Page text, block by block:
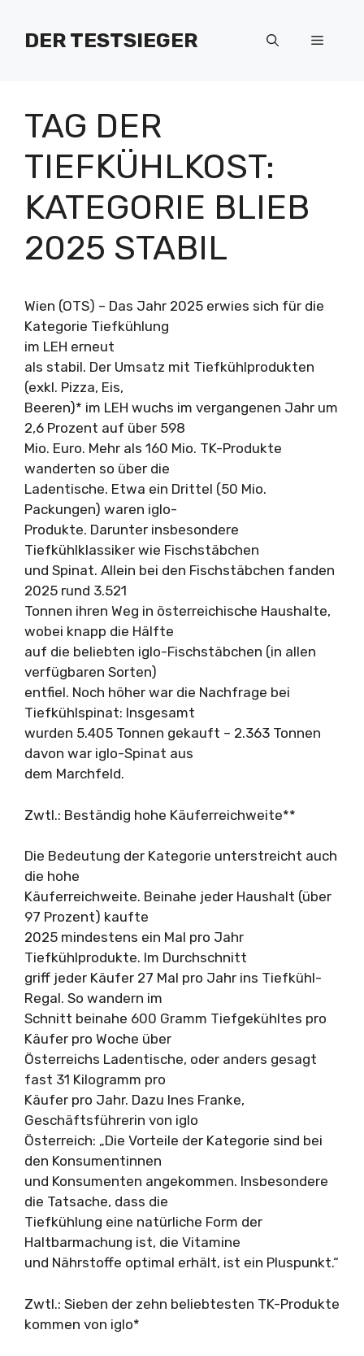
Inhalt
springenDER TESTSIEGER Menü
TAG DER
TIEFKÜHLKOST:
KATEGORIE BLIEB
2025 STABIL
Wien (OTS) – Das Jahr 2025 erwies sich für die
Kategorie Tiefkühlung
im LEH erneut
als stabil. Der Umsatz mit Tiefkühlprodukten
(exkl. Pizza, Eis,
Beeren)* im LEH wuchs im vergangenen Jahr um
2,6 Prozent auf über 598
Mio. Euro. Mehr als 160 Mio. TK-Produkte
wanderten so über die
Ladentische. Etwa ein Drittel (50 Mio.
Packungen) waren iglo-
Produkte. Darunter insbesondere
Tiefkühlklassiker wie Fischstäbchen
und Spinat. Allein bei den Fischstäbchen fanden
2025 rund 3.521
Tonnen ihren Weg in österreichische Haushalte,
wobei knapp die Hälfte
auf die beliebten iglo-Fischstäbchen (in allen
verfügbaren Sorten)
entfiel. Noch höher war die Nachfrage bei
Tiefkühlspinat: Insgesamt
wurden 5.405 Tonnen gekauft – 2.363 Tonnen
davon war iglo-Spinat aus
dem Marchfeld.
Zwtl.: Beständig hohe Käuferreichweite**
Die Bedeutung der Kategorie unterstreicht auch
die hohe
Käuferreichweite. Beinahe jeder Haushalt (über
97 Prozent) kaufte
2025 mindestens ein Mal pro Jahr
Tiefkühlprodukte. Im Durchschnitt
griff jeder Käufer 27 Mal pro Jahr ins Tiefkühl-
Regal. So wandern im
Schnitt beinahe 600 Gramm Tiefgekühltes pro
Käufer pro Woche über
Österreichs Ladentische, oder anders gesagt
fast 31 Kilogramm pro
Käufer pro Jahr. Dazu Ines Franke,
Geschäftsführerin von iglo
Österreich: „Die Vorteile der Kategorie sind bei
den Konsumentinnen
und Konsumenten angekommen. Insbesondere
die Tatsache, dass die
Tiefkühlung eine natürliche Form der
Haltbarmachung ist, die Vitamine
und Nährstoffe optimal erhält, ist ein Pluspunkt.“
Zwtl.: Sieben der zehn beliebtesten TK-Produkte
kommen von iglo*